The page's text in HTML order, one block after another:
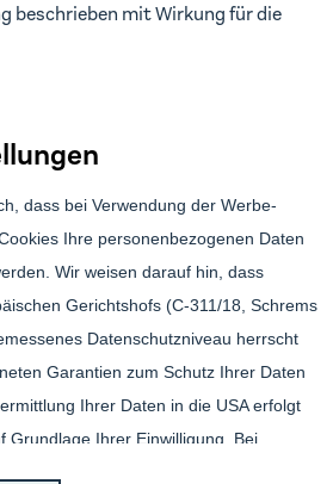
beschrieben mit Wirkung für die
dass bei Verwendung der Werbe-
Ihre personenbezogenen Daten
Wir weisen darauf hin, dass
Gerichtshofs (C-311/18, Schrems
Datenschutzniveau herrscht
Garantien zum Schutz Ihrer Daten
Ihrer Daten in die USA erfolgt
Grundlage Ihrer Einwilligung. Bei
Die über Brickwise vermittelten
Risiken verbunden und können
eingesetzten Kapitals führen.
du nicht direkt in Immobilien, sondern
dir das Recht zur Partizipation an
Vermietung und dem Erlös aus der